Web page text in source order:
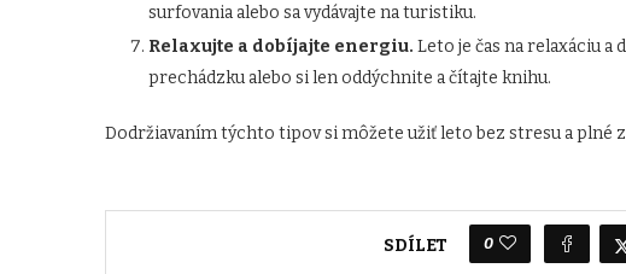
surfovania alebo sa vydávajte na turistiku.
Relaxujte a dobíjajte energiu. Leto je čas na relaxáciu a
prechádzku alebo si len oddýchnite a čítajte knihu.
Dodržiavaním týchto tipov si môžete užiť leto bez stresu a plné
SDÍLET 0